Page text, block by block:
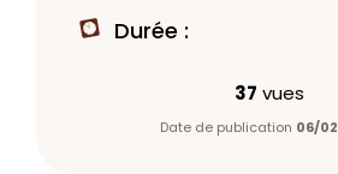
Durée :
37 vues
Date de publication 06/